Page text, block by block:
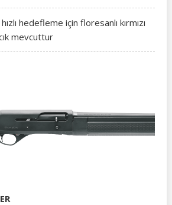
hedefleme için floresanlı kırmızı
mevcuttur